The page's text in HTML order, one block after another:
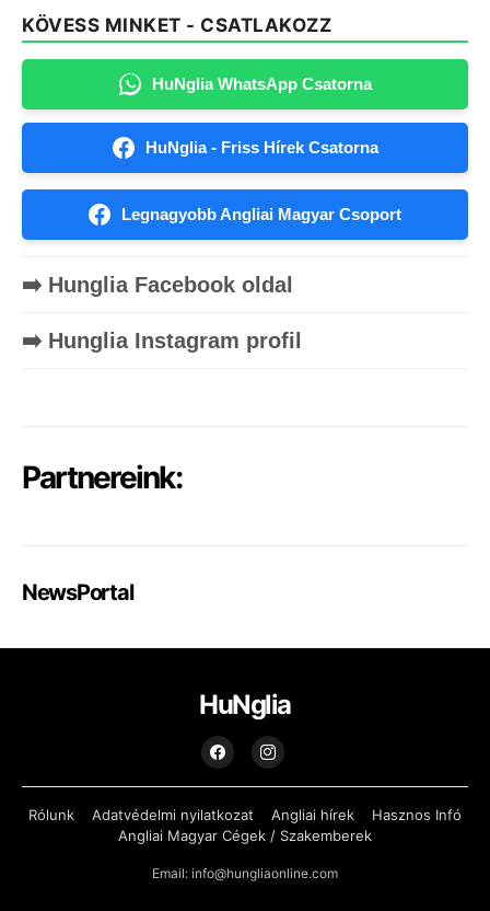
KÖVESS MINKET - CSATLAKOZZ
HuNglia WhatsApp Csatorna
HuNglia - Friss Hírek Csatorna
Legnagyobb Angliai Magyar Csoport
➡️ Hunglia Facebook oldal
➡️ Hunglia Instagram profil
Partnereink:
NewsPortal
HuNglia
Rólunk Adatvédelmi nyilatkozat Angliai hírek
Hasznos Infó
Angliai Magyar Cégek / Szakemberek
Email: info@hungliaonline.com